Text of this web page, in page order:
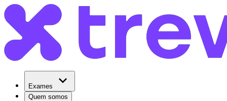
Exames
Quem somos